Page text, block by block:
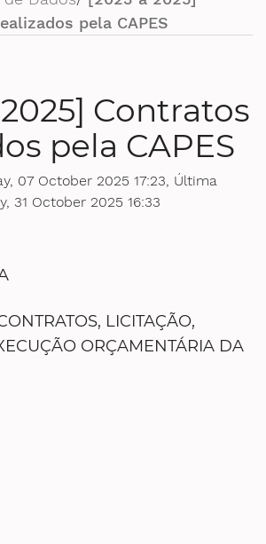
Inovações e Comunicações
pela CAPES
Contratos
pela CAPES
07 October 2025 17:23, Última
31 October 2025 16:33
LICITAÇÃO,
ORÇAMENTÁRIA DA